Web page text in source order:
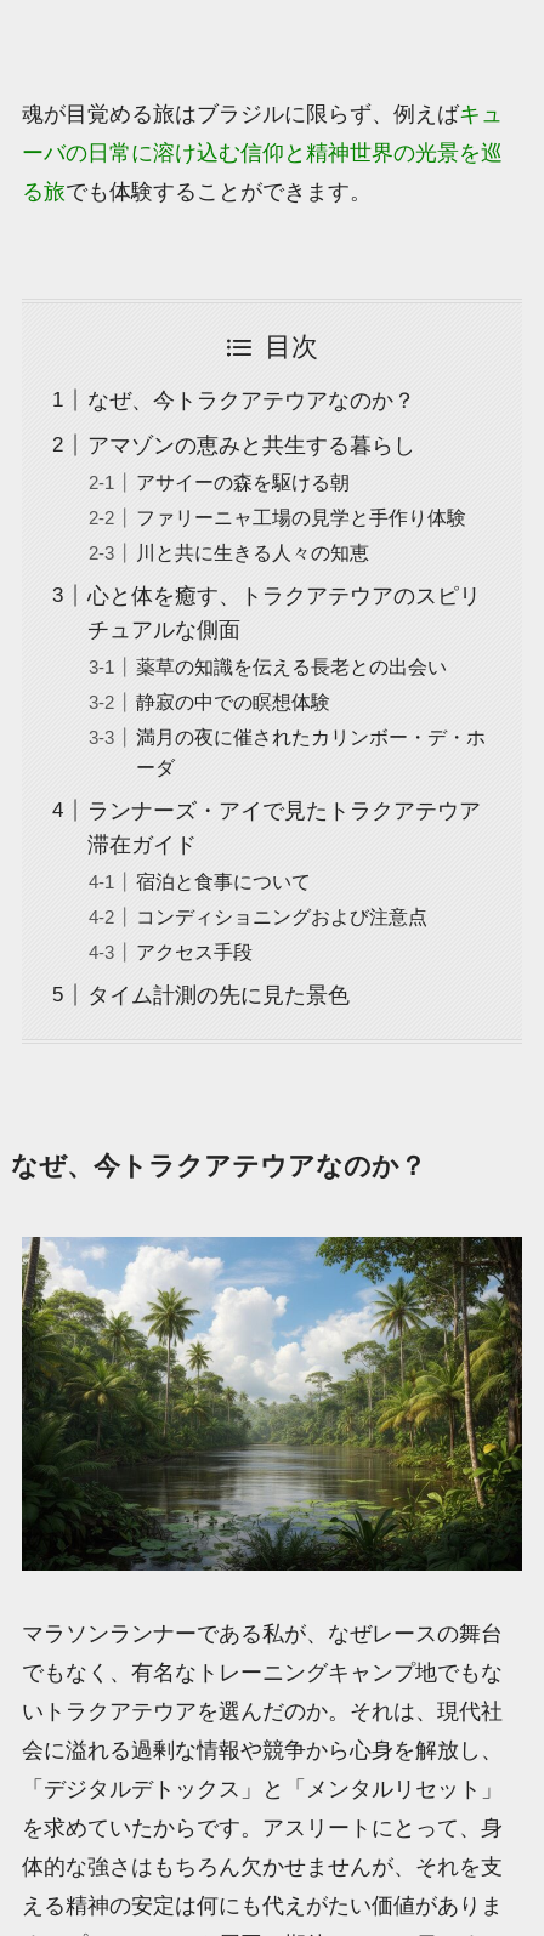
魂が目覚める旅はブラジルに限らず、例えばキュ
ーバの日常に溶け込む信仰と精神世界の光景を巡
る旅でも体験することができます。
目次
なぜ、今トラクアテウアなのか？
アマゾンの恵みと共生する暮らし
アサイーの森を駆ける朝
ファリーニャ工場の見学と手作り体験
川と共に生きる人々の知恵
心と体を癒す、トラクアテウアのスピリ
チュアルな側面
薬草の知識を伝える長老との出会い
静寂の中での瞑想体験
満月の夜に催されたカリンボー・デ・ホ
ーダ
ランナーズ・アイで見たトラクアテウア
滞在ガイド
宿泊と食事について
コンディショニングおよび注意点
アクセス手段
タイム計測の先に見た景色
なぜ、今トラクアテウアなのか？
マラソンランナーである私が、なぜレースの舞台
でもなく、有名なトレーニングキャンプ地でもな
いトラクアテウアを選んだのか。それは、現代社
会に溢れる過剰な情報や競争から心身を解放し、
「デジタルデトックス」と「メンタルリセット」
を求めていたからです。アスリートにとって、身
体的な強さはもちろん欠かせませんが、それを支
える精神の安定は何にも代えがたい価値がありま